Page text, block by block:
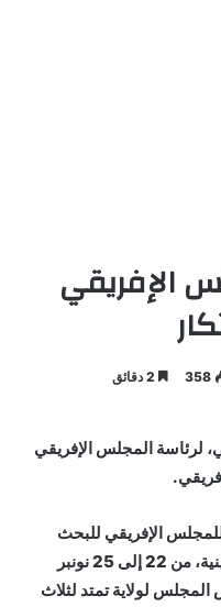
الإفريقي
358
لرئاسة المجلس الإفريقي
الإفريقي للبحث
العلمي والابتكار، المنعقد بالعاصمة الكينية، من ‏‏22 إلى 25 نونبر
لولاية تمتد لثلاث